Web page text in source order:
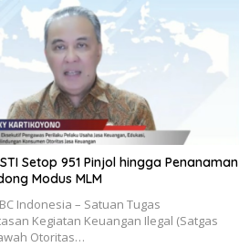
Setop 951 Pinjol hingga Penanaman
Modus MLM
Indonesia – Satuan Tugas
Kegiatan Keuangan Ilegal (Satgas
Otoritas…